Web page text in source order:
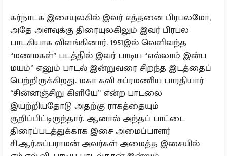
கர்நாடக இசையுலகில் இவர் எத்தனை பிரபலமோ,
அதே அளவுக்கு திரையுலகிலும் இவர் பிரபல
பாடகியாக விளங்கினார். 1951இல் வெளிவந்த
“மணமகள்” படத்தில் இவர் பாடிய “எல்லாம் இன்ப
மயம்” எனும் பாடல் இன்றுவரை சிறந்த இடத்தைப்
பெற்றிருக்கிறது. மகா கவி சுப்ரமணிய பாரதியார்
“சின்னஞ்சிறு கிளியே” என்ற பாடலை
இயற்றியதோடு அதற்கு ராகத்தையும்
குறிப்பிட்டிருந்தார். ஆனால் அந்தப் பாட்டை
திரைப்படத்துக்காக இசை அமைப்பாளர்
சி.ஆர்.சுப்பராமன் அவர்கள் அமைத்த இசையில்